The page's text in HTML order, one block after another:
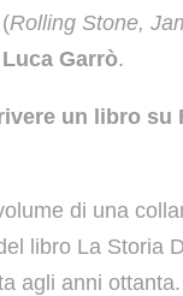
Rolling Stone,
Luca Garrò.
un libro
di una
libro La Storia
agli anni